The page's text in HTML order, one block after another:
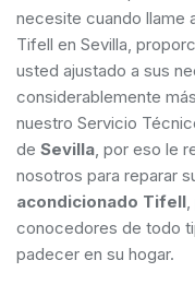
necesite cuando llame
Tifell en Sevilla,
usted ajustado a sus
considerablemente
nuestro Servicio
de Sevilla, por eso le
nosotros para reparar
acondicionado Tifell
conocedores de todo
padecer en su hogar.